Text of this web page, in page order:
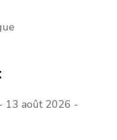
13 août 2026 -